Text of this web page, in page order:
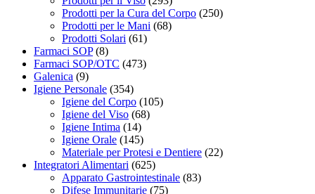
Prodotti per la Cura del Corpo (250)
Prodotti per le Mani (68)
Prodotti Solari (61)
Farmaci SOP (8)
Farmaci SOP/OTC (473)
Galenica (9)
Igiene Personale (354)
Igiene del Corpo (105)
Igiene del Viso (68)
Igiene Intima (14)
Igiene Orale (145)
Materiale per Protesi e Dentiere (22)
Integratori Alimentari (625)
Apparato Gastrointestinale (83)
Difese Immunitarie (75)